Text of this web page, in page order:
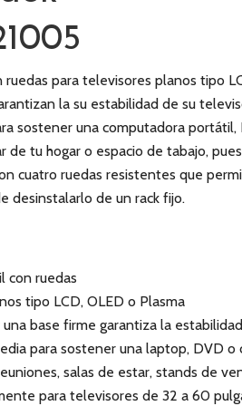
para televisores planos tipo
la su estabilidad de su
sostener una computadora portátil,
de tu hogar o espacio de tabajo,
cuatro ruedas resistentes que
desinstalarlo de un rack fijo.
con ruedas
tipo LCD, OLED o Plasma
base firme garantiza la
para sostener una laptop, DVD o
salas de estar, stands de
para televisores de 32 a 60